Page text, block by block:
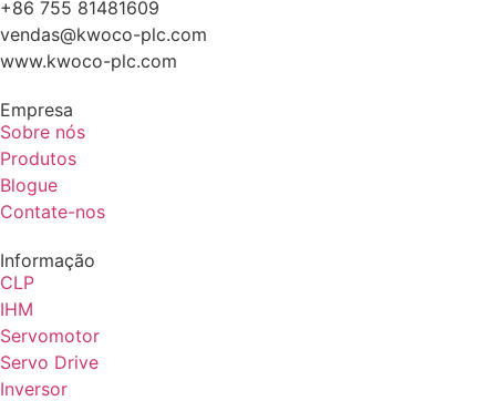
+86 755 81481609
vendas@kwoco-plc.com
www.kwoco-plc.com
Empresa
Sobre nós
Produtos
Blogue
Contate-nos
Informação
CLP
IHM
Servomotor
Servo Drive
Inversor